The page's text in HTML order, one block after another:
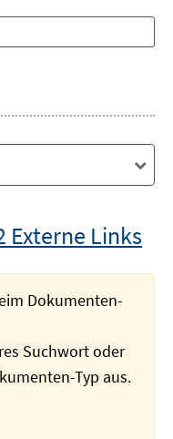
Externe Links
Dokumenten-
Suchwort oder
Typ aus.